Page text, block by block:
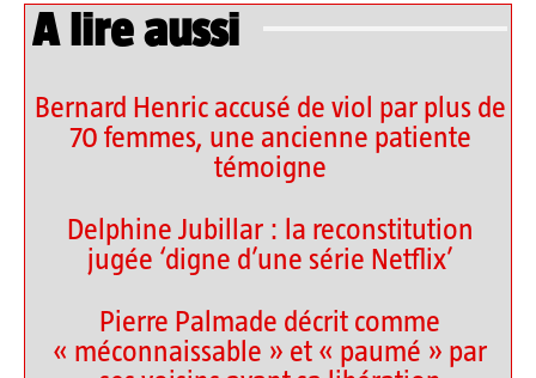
A lire aussi
Bernard Henric accusé de viol par plus de
70 femmes, une ancienne patiente
témoigne
Delphine Jubillar : la reconstitution
jugée ‘digne d’une série Netflix’
Pierre Palmade décrit comme
« méconnaissable » et « paumé » par